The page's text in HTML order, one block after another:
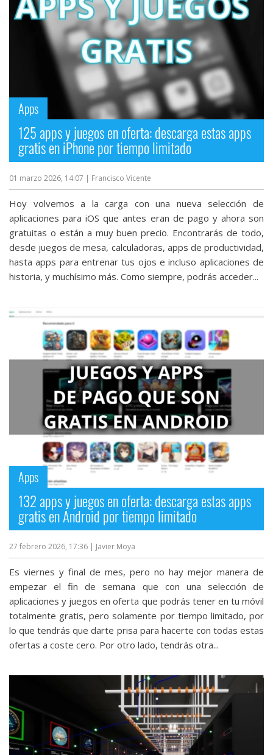
Apps
125 apps y juegos en oferta: descarga estas apps
gratis en iPhone por tiempo limitado
01 marzo 2026, 14:07 | Francisco Vicente
Hoy volvemos a la carga con una nueva selección de
aplicaciones para iOS que antes eran de pago y ahora son
gratuitas o están a muy buen precio. Encontrarás de todo,
desde juegos de mesa, calculadoras, apps de productividad,
hasta apps para entrenar tus ojos e incluso aplicaciones de
historia, y muchísimo más. Como siempre, podrás acceder...
Apps
132 apps y juegos en oferta: descarga estas apps
gratis en Android por tiempo limitado
27 febrero 2026, 17:36 | Javier Moya
Es viernes y final de mes, pero no hay mejor manera de
empezar el fin de semana que con una selección de
aplicaciones y juegos en oferta que podrás tener en tu móvil
totalmente gratis, pero solamente por tiempo limitado, por
lo que tendrás que darte prisa para hacerte con todas estas
ofertas a coste cero. Por otro lado, tendrás otra...